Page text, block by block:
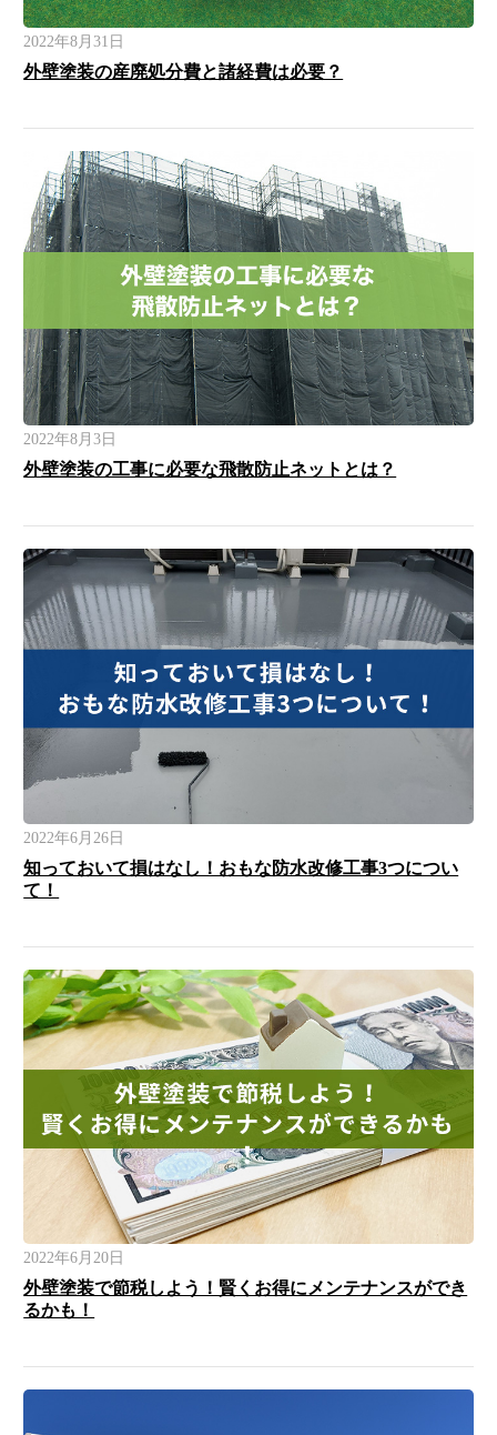
2022年8月31日
外壁塗装の産廃処分費と諸経費は必要？
2022年8月3日
外壁塗装の工事に必要な飛散防止ネットとは？
2022年6月26日
知っておいて損はなし！おもな防水改修工事3つについ
て！
2022年6月20日
外壁塗装で節税しよう！賢くお得にメンテナンスができ
るかも！